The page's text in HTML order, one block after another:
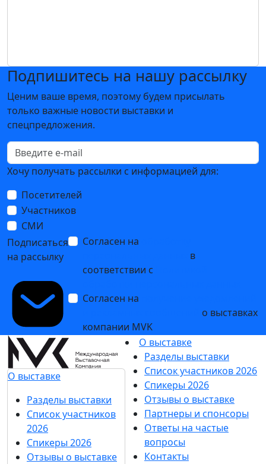
Подпишитесь на нашу рассылку
Ценим ваше время, поэтому будем присылать
только важные новости выставки и
спецпредложения.
Хочу получать рассылки с информацией для:
Посетителей
Участников
СМИ
Подписаться
на рассылку
Согласен на
в
соответствии с
Согласен на
о выставках
компании MVK
О выставке
Разделы выставки
Список участников
2026
Спикеры 2026
Отзывы о выставке
О выставке
Разделы выставки
Список участников 2026
Спикеры 2026
Отзывы о выставке
Партнеры и спонсоры
Ответы на частые
вопросы
Контакты